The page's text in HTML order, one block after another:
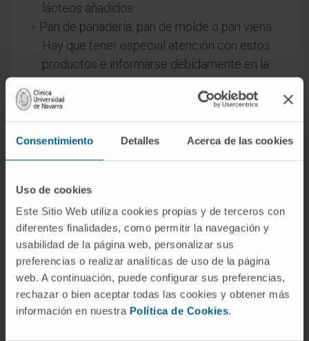
Consentimiento Detalles Acerca de las cookies
Uso de cookies
Este Sitio Web utiliza cookies propias y de terceros con
diferentes finalidades, como permitir la navegación y
usabilidad de la página web, personalizar sus
preferencias o realizar analíticas de uso de la página
web. A continuación, puede configurar sus preferencias,
rechazar o bien aceptar todas las cookies y obtener más
información en nuestra Política de Cookies.
lácteos añadidos.
Pan de panadería, pan de molde o pan viena.
Hay que tener especial atención con estos
productos e informarse debidamente en la
Asegúrese de evitar los alimentos que contengan
cualquiera de los siguientes ingredientes:
Leche.
Aromatizante de mantequilla artificial.
Grasa de mantequilla.
Caseína.
potasio, sodio (E-4512).